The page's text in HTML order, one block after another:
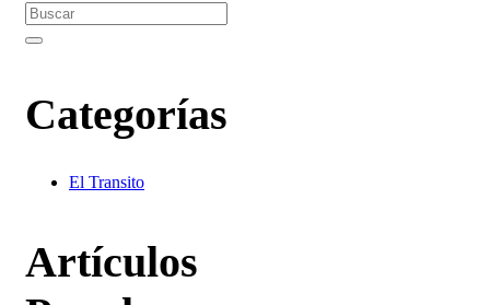
Search
for:
Search
Categorías
El Transito
Artículos